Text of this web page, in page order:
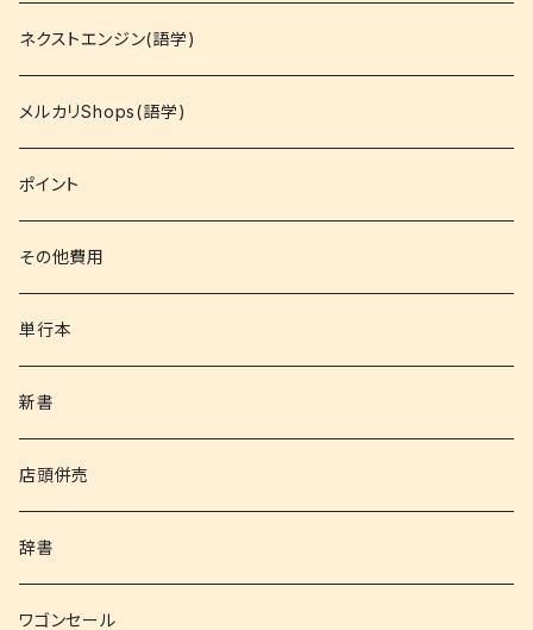
資格
コミック
文庫
その他書籍
書籍以外
ネクストエンジン(語学)
メルカリShops(語学)
ポイント
その他費用
単行本
新書
店頭併売
辞書
ワゴンセール